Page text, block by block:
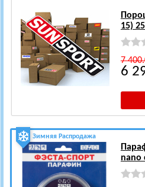
15)
7
6
Зимняя Распродажа
nano